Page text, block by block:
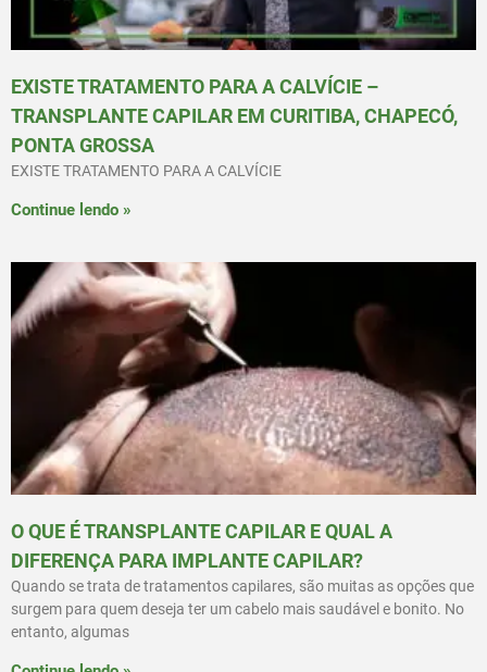
EXISTE TRATAMENTO PARA A CALVÍCIE –
TRANSPLANTE CAPILAR EM CURITIBA, CHAPECÓ,
PONTA GROSSA
EXISTE TRATAMENTO PARA A CALVÍCIE
Continue lendo »
O QUE É TRANSPLANTE CAPILAR E QUAL A
DIFERENÇA PARA IMPLANTE CAPILAR?
Quando se trata de tratamentos capilares, são muitas as opções que
surgem para quem deseja ter um cabelo mais saudável e bonito. No
entanto, algumas